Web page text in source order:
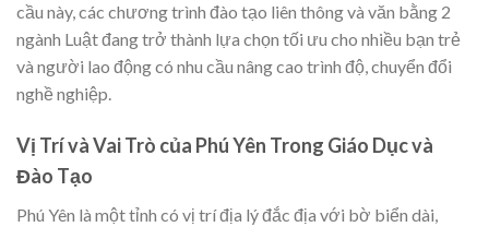
cầu này, các chương trình đào tạo liên thông và văn bằng 2
ngành Luật đang trở thành lựa chọn tối ưu cho nhiều bạn trẻ
và người lao động có nhu cầu nâng cao trình độ, chuyển đổi
nghề nghiệp.
Vị Trí và Vai Trò của Phú Yên Trong Giáo Dục và
Đào Tạo
Phú Yên là một tỉnh có vị trí địa lý đắc địa với bờ biển dài,